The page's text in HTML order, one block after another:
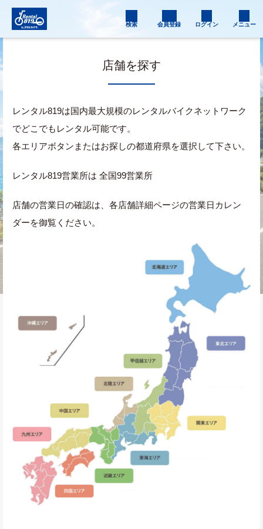
検索 会員登録 ログイン メニュー
店舗を探す
レンタル819は国内最大規模のレンタルバイクネットワーク
でどこでもレンタル可能です。
各エリアボタンまたはお探しの都道府県を選択して下さい。
レンタル819営業所は 全国99営業所
店舗の営業日の確認は、各店舗詳細ページの営業日カレン
ダーを御覧ください。